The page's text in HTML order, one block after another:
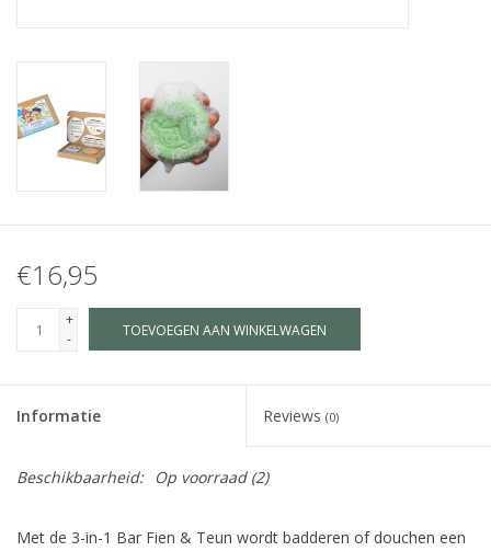
€16,95
+
-
TOEVOEGEN AAN WINKELWAGEN
Informatie Reviews (0)
Beschikbaarheid: Op voorraad(2)
Met de 3-in-1 Bar Fien & Teun wordt badderen of douchen een